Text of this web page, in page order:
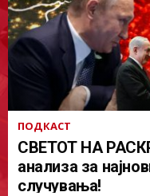
ПОДКАСТ
СВЕТОТ НА
анализа за
случувања!